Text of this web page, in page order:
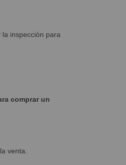
la inspección para
comprar un
venta.